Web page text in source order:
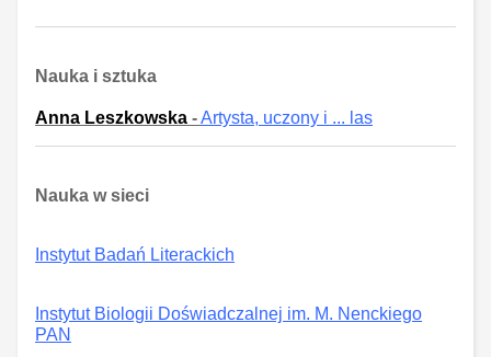
Nauka i sztuka
Anna Leszkowska -Artysta, uczony i ... las
Nauka w sieci
Instytut Badań Literackich
Instytut Biologii Doświadczalnej im. M. Nenckiego
PAN